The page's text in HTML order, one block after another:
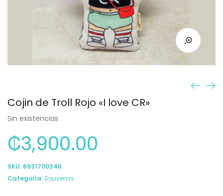
Cojin de Troll Rojo «I love CR»
Sin existencias
₡3,900.00
SKU: 6931700346
Categoría: Souvenirs